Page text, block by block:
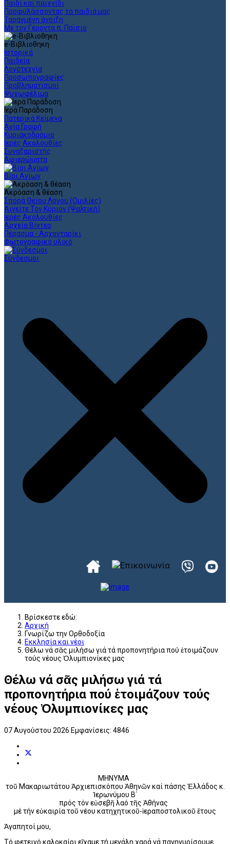
Παιδί και παιχνίδι
Προφυλάσσοντας τα παιδιά μας
Ταραγμένη άνοιξη
Με τον Γέροντα π. Παϊσιο
e-Βιβλιοθηκη
Ιστορικά
Παιδεία
Λογοτεχνία
Προσωπογραφίες
Προβληματισμοί
Ψυχωφέλιμα
Ιερά Παράδοση
Πατερικά Κείμενα
Αγία Γραφή
Κυριακοδρόμιο
Ιερές Ακολουθίες
Συναξαριστής
Αφιερώματα
Βίοι Αγίων
Ακρόαση & θέαση
Σπορά Θείου Λόγου (Ομιλίες)
Αινείτε Τον Κύριον (Ψαλτική)
Ιερές Ακολουθίες
Αρχεία Βίντεο
Πέρασμα - Αρχονταρίκι
Φωτογραφικό υλικό
Σύνδεσμοι
Βρίσκεστε εδώ:
Αρχική
Γνωρίζω την Ορθοδοξία
Εκκλησία και νέοι
Θέλω νά σᾶς μιλήσω γιά τά προπονητήρια πού ἑτοιμάζουν
τούς νέους Ὀλυμπιονίκες μας
Θέλω νά σᾶς μιλήσω γιά τά
προπονητήρια πού ἑτοιμάζουν τούς
νέους Ὀλυμπιονίκες μας
07 Αυγούστου 2026 Εμφανίσεις: 4846
ΜΗΝΥΜΑ
τοῦ Μακαριωτάτου Ἀρχιεπισκόπου Ἀθηνῶν καί πάσης Ἑλλάδος κ.
Ἱερωνύμου Β΄
πρός τόν εὐσεβῆ λαό τῆς Ἀθήνας
μέ τήν εὐκαιρία τοῦ νέου κατηχητικοῦ-ἱεραποστολικοῦ ἔτους
Ἀγαπητοί μου,
Τό φετεινό καλοκαίρι εἴχαμε τή μεγάλη χαρά νά πανηγυρίσουμε